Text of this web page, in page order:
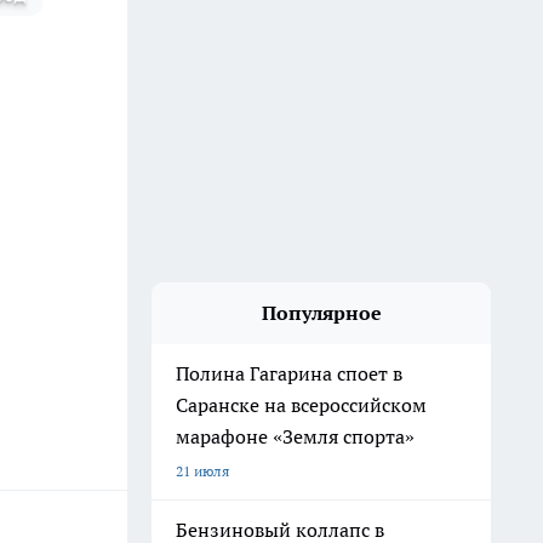
Популярное
Полина Гагарина споет в
Саранске на всероссийском
марафоне «Земля спорта»
21 июля
Бензиновый коллапс в